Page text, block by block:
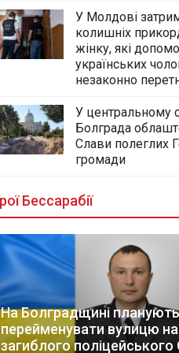
У Молдові
колишніх
жінку, які
українських
незаконно
У центральному
Болграда
Слави полеглих
громади
Бессарабії
На Болградщині планують
перейменувати вулицю
загиблого поліцейського